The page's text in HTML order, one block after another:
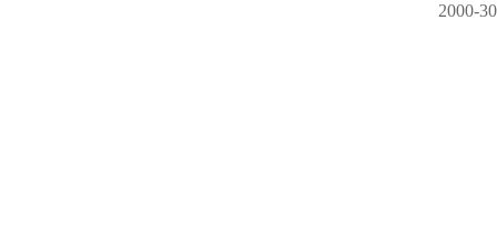
2000-